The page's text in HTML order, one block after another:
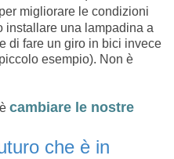
per migliorare le condizioni
installare una lampadina a
di fare un giro in bici invece
esempio). Non è
cambiare le nostre
che è in